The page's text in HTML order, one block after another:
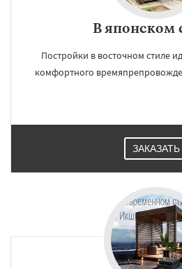
В японском
Постройки в восточном стиле
комфортного
ЗАКАЗАТЬ